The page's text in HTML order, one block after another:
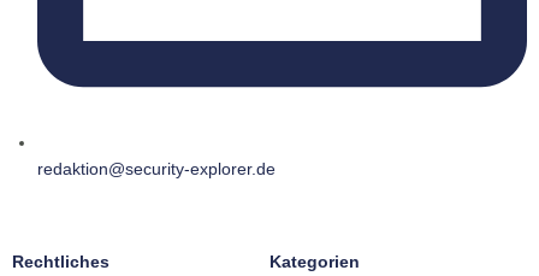
redaktion@security-explorer.de
Rechtliches Kategorien